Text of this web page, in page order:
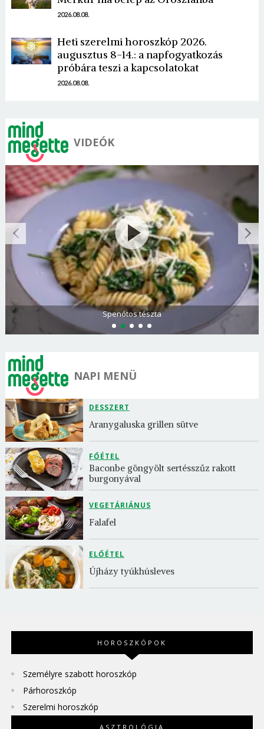
2026.08.08.
Heti szerelmi horoszkóp 2026.
augusztus 8-14.: a napfogyatkozás
próbára teszi a kapcsolatokat
2026.08.08.
VIDEÓK
Spenótos tészta
NAPI MENÜ
DESSZERT
Aranygaluska grillen sütve
FŐÉTEL
Baconbe göngyölt sertésszűz rakott
burgonyával
VEGETÁRIÁNUS
Falafel
ELŐÉTEL
Újházy tyúkhúsleves
HOROSZKÓPOK
Személyre szabott horoszkóp
Párhoroszkóp
Szerelmi horoszkóp
ASZTROLÓGIA
Borsonline bejelentkezés
E-mail cím vagy felhasználónév
Mégse